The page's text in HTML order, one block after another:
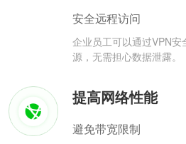
安全远程访问
企业员工可以通过VPN
源，无需担心数据泄露。
提高网络性能
避免带宽限制